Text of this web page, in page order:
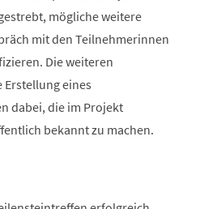
mögliche weitere
mit den Teilnehmerinnen
Die weiteren
eines
dabei, die im Projekt
bekannt zu machen.